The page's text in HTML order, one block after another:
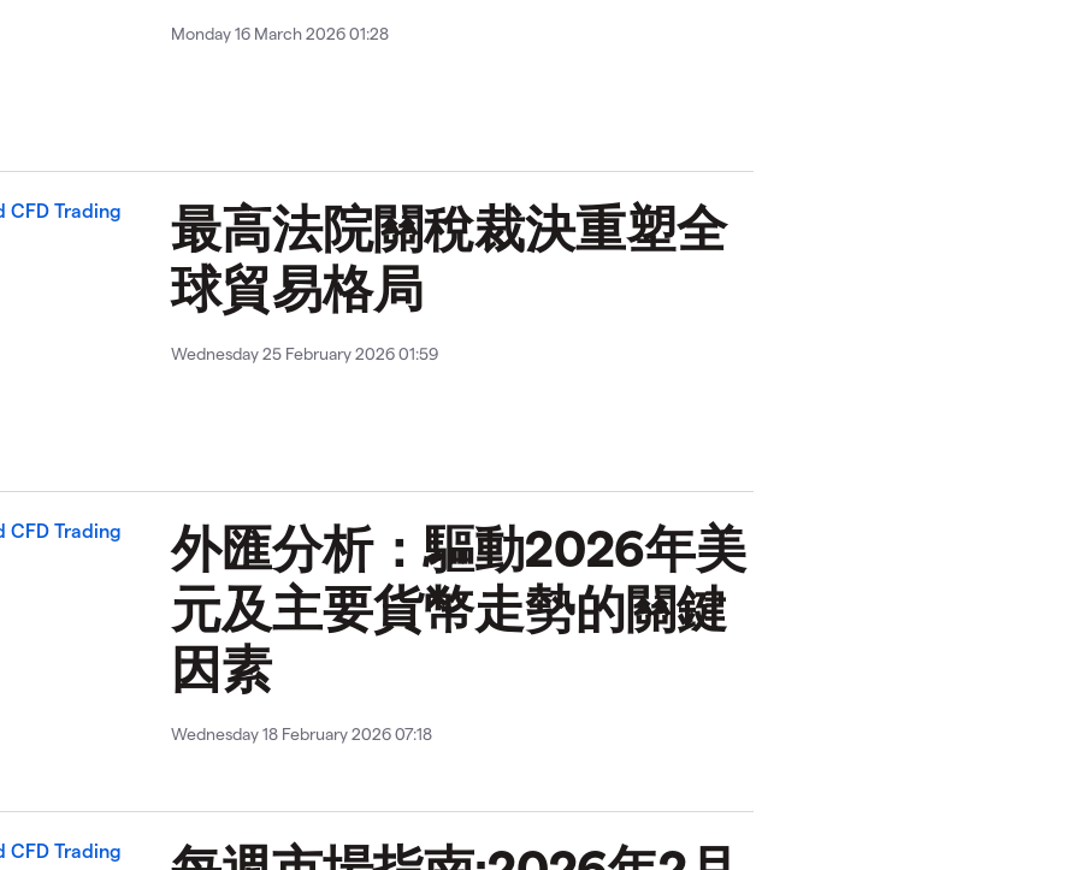
Monday 16 March 2026 01:28
最高法院關稅裁決重塑全
球貿易格局
Wednesday 25 February 2026 01:59
外匯分析：驅動2026年美
元及主要貨幣走勢的關鍵
因素
Wednesday 18 February 2026 07:18